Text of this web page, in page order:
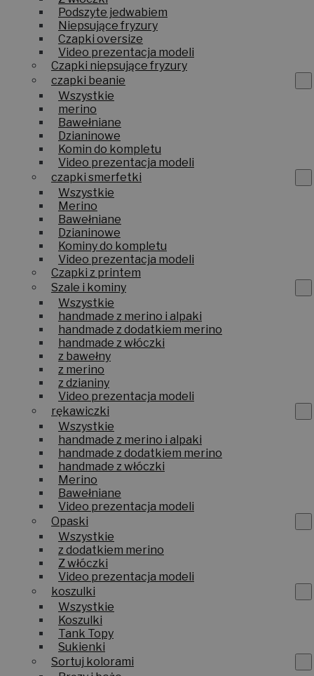
Podszyte jedwabiem
Niepsujące fryzury
Czapki oversize
Video prezentacja modeli
Czapki niepsujące fryzury
czapki beanie
Wszystkie
merino
Bawełniane
Dzianinowe
Komin do kompletu
Video prezentacja modeli
czapki smerfetki
Wszystkie
Merino
Bawełniane
Dzianinowe
Kominy do kompletu
Video prezentacja modeli
Czapki z printem
Szale i kominy
Wszystkie
handmade z merino i alpaki
handmade z dodatkiem merino
handmade z włóczki
z bawełny
z merino
z dzianiny
Video prezentacja modeli
rękawiczki
Wszystkie
handmade z merino i alpaki
handmade z dodatkiem merino
handmade z włóczki
Merino
Bawełniane
Video prezentacja modeli
Opaski
Wszystkie
z dodatkiem merino
Z włóczki
Video prezentacja modeli
koszulki
Wszystkie
Koszulki
Tank Topy
Sukienki
Sortuj kolorami